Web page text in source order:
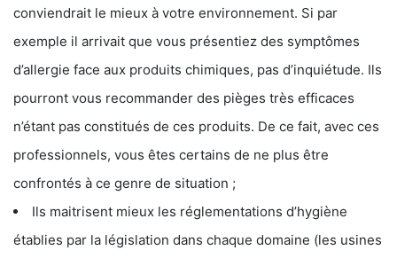
conviendrait le mieux à votre environnement. Si par
exemple il arrivait que vous présentiez des symptômes
d’allergie face aux produits chimiques, pas d’inquiétude. Ils
pourront vous recommander des pièges très efficaces
n’étant pas constitués de ces produits. De ce fait, avec ces
professionnels, vous êtes certains de ne plus être
confrontés à ce genre de situation ;
Ils maitrisent mieux les réglementations d’hygiène
établies par la législation dans chaque domaine (les usines